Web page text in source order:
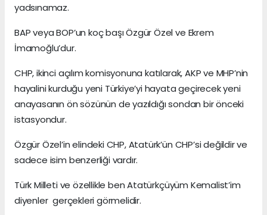
yadsınamaz.
BAP veya BOP’un koç başı Özgür Özel ve Ekrem
İmamoğlu’dur.
CHP, ikinci açılım komisyonuna katılarak, AKP ve MHP’nin
hayalini kurduğu yeni Türkiye’yi hayata geçirecek yeni
anayasanın ön sözünün de yazıldığı sondan bir önceki
istasyondur.
Özgür Özel’in elindeki CHP, Atatürk’ün CHP’si değildir ve
sadece isim benzerliği vardır.
Türk Milleti ve özellikle ben Atatürkçüyüm Kemalist’im
diyenler gerçekleri görmelidir.